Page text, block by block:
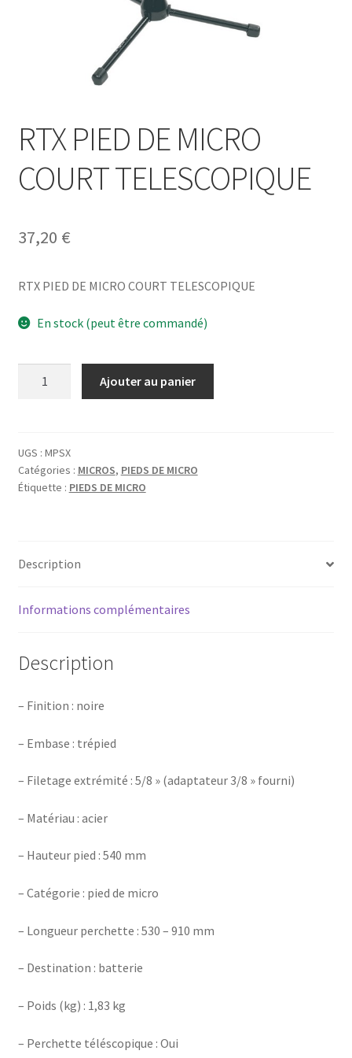
RTX PIED DE MICRO
COURT TELESCOPIQUE
37,20 €
RTX PIED DE MICRO COURT TELESCOPIQUE
En stock (peut être commandé)
DE
MICRO
COURT
Ajouter au panier
UGS : MPSX
Catégories : MICROS, PIEDS DE MICRO
Étiquette : PIEDS DE MICRO
Description
Informations complémentaires
Description
– Finition : noire
– Embase : trépied
– Filetage extrémité : 5/8 » (adaptateur 3/8 » fourni)
– Matériau : acier
– Hauteur pied : 540 mm
– Catégorie : pied de micro
– Longueur perchette : 530 – 910 mm
– Destination : batterie
– Poids (kg) : 1,83 kg
– Perchette téléscopique : Oui